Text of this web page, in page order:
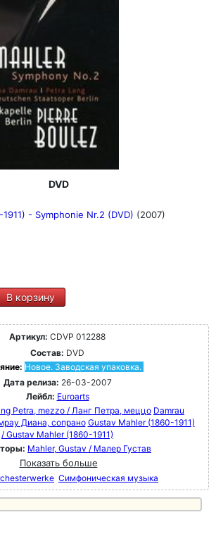
DVD
- Symphonie Nr.2 (DVD) (2007)
В корзину
Артикул: CDVP 012288
Состав: DVD
Новое. Заводская упаковка.
Дата релиза: 26-03-2007
Лейбл: Euroarts
Petra, mezzo / Ланг Петра, меццо Damrau
Диана, сопрано Gustav Mahler (1860-1911)
/ Gustav Mahler (1860-1911)
Mahler, Gustav / Малер Густав
Показать больше
Симфоническая музыка